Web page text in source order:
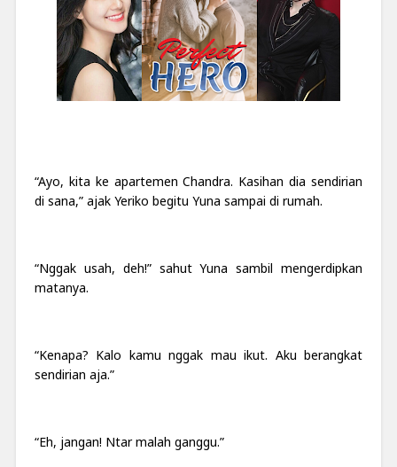
“Ayo, kita ke apartemen Chandra. Kasihan dia sendirian
di sana,” ajak Yeriko begitu Yuna sampai di rumah.
“Nggak usah, deh!” sahut Yuna sambil mengerdipkan
matanya.
“Kenapa? Kalo kamu nggak mau ikut. Aku berangkat
sendirian aja.”
“Eh, jangan! Ntar malah ganggu.”